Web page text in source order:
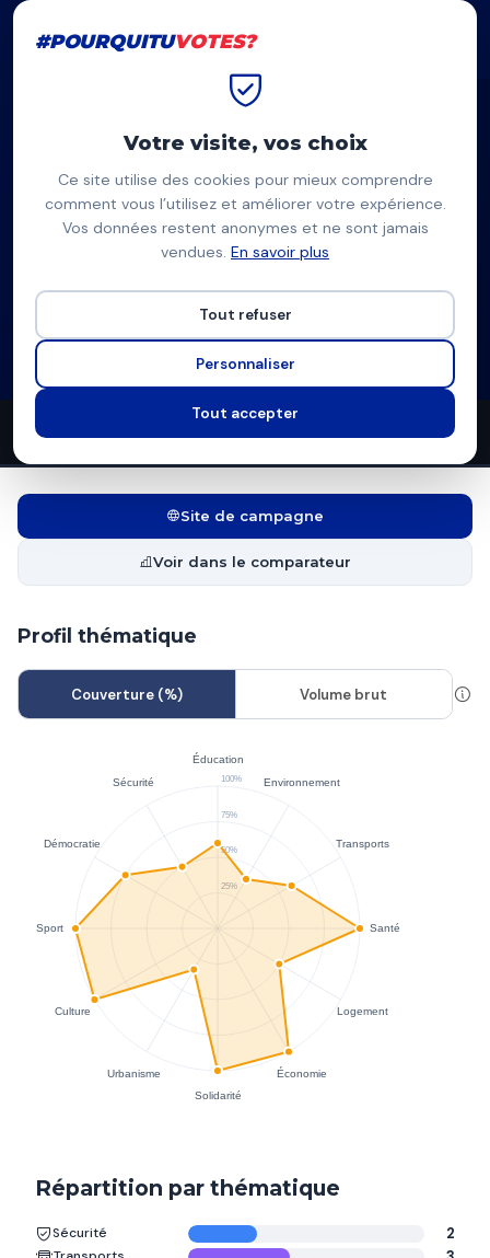
#POURQUITUVOTES?
XC
Xavier Le Coutour
Liste divers gauche
48propositions12thèmes couverts9candidats en lice
Site de campagne
Voir dans le comparateur
Profil thématique
Couverture (%) Volume brut
Répartition par thématique
Sécurité 2
#POURQUITUVOTES?
Votre visite, vos choix
Ce site utilise des cookies pour mieux comprendre
comment vous l’utilisez et améliorer votre expérience.
Vos données restent anonymes et ne sont jamais
vendues. En savoir plus
Tout refuser
Personnaliser
Tout accepter